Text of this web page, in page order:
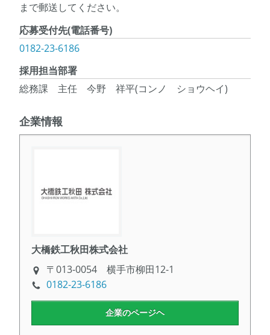
まで郵送してください。
応募受付先(電話番号)
0182-23-6186
採用担当部署
総務課 主任 今野 祥平(コンノ ショウヘイ)
企業情報
大橋鉄工秋田株式会社
〒013-0054 横手市柳田12-1
0182-23-6186
企業のページヘ